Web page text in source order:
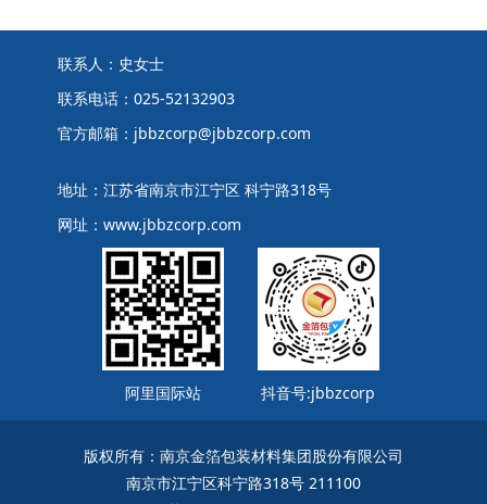
联系人：史女士
联系电话：025-52132903
官方邮箱：jbbzcorp@jbbzcorp.com
地址：江苏省南京市江宁区 科宁路318号
网址：www.jbbzcorp.com
阿里国际站 抖音号:jbbzcorp
版权所有：南京金箔包装材料集团股份有限公司
南京市江宁区科宁路318号 211100